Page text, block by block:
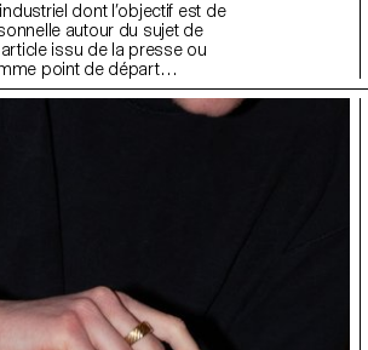
dont l’objectif est de
autour du sujet de
issu de la presse ou
point de départ
l’interprétation et la
invite à développer une
enjeux, les formes et les